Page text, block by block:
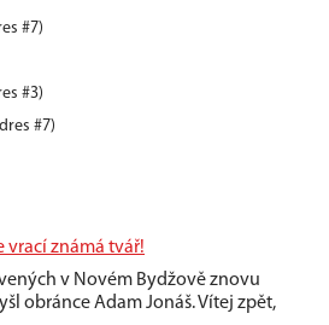
#7)
#3)
#7)
vrací známá tvář!
v Novém Bydžově znovu
obránce Adam Jonáš. Vítej zpět,